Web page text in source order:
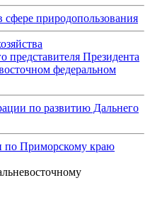
сфере природопользования
Президента
федеральном
по развитию Дальнего
по Приморскому краю